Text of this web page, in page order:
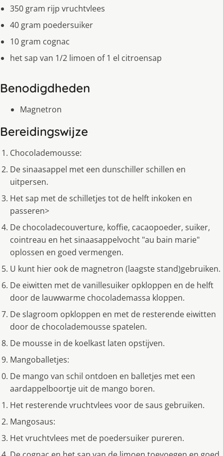
350 gram rijp vruchtvlees
40 gram poedersuiker
10 gram cognac
het sap van 1/2 limoen of 1 el citroensap
Benodigdheden
Magnetron
Bereidingswijze
Chocolademousse:
De sinaasappel met een dunschiller schillen en
uitpersen.
Het sap met de schilletjes tot de helft inkoken en
passeren>
De chocoladecouverture, koffie, cacaopoeder, suiker,
cointreau en het sinaasappelvocht "au bain marie"
oplossen en goed vermengen.
U kunt hier ook de magnetron (laagste stand)gebruiken.
De eiwitten met de vanillesuiker opkloppen en de helft
door de lauwwarme chocolademassa kloppen.
De slagroom opkloppen en met de resterende eiwitten
door de chocolademousse spatelen.
De mousse in de koelkast laten opstijven.
Mangoballetjes:
De mango van schil ontdoen en balletjes met een
aardappelboortje uit de mango boren.
Het resterende vruchtvlees voor de saus gebruiken.
Mangosaus:
Het vruchtvlees met de poedersuiker pureren.